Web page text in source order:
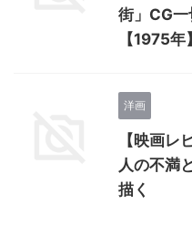
街」CG
【1975年】
洋画
【映画レ
人の不満
描く